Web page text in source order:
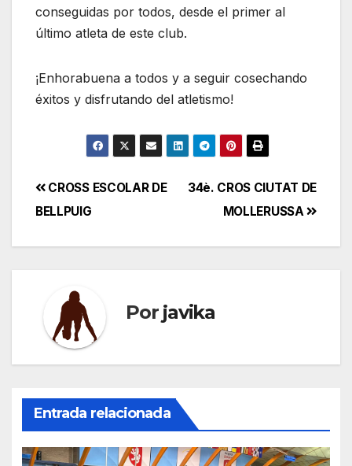
conseguidas por todos, desde el primer al
último atleta de este club.
¡Enhorabuena a todos y a seguir cosechando
éxitos y disfrutando del atletismo!
Navegación
de
entradas
34è. CROS CIUTAT DE
MOLLERUSSA
CROSS ESCOLAR DE
BELLPUIG
Por javika
Entrada relacionada